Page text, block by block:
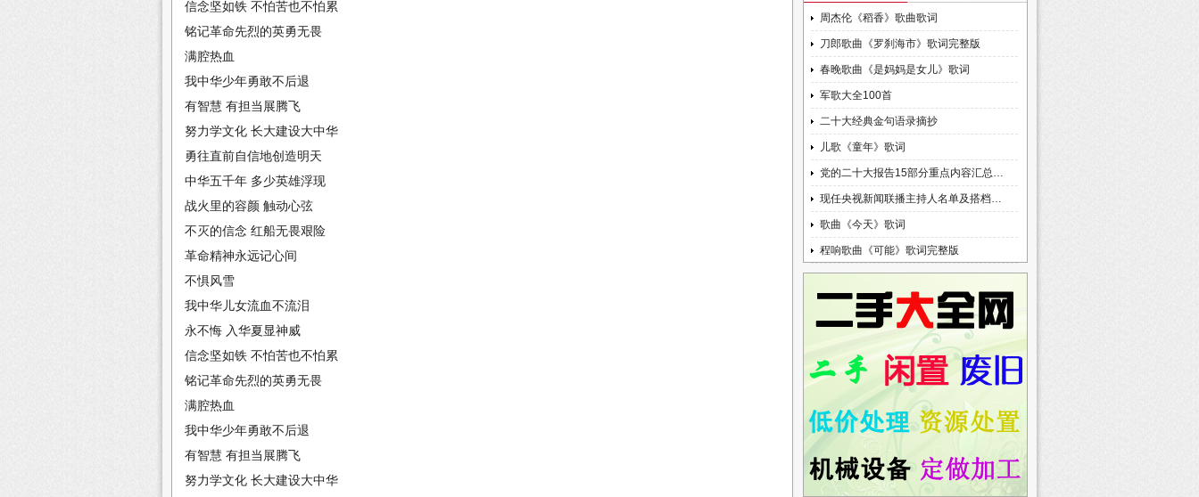
信念坚如铁 不怕苦也不怕累
铭记革命先烈的英勇无畏
满腔热血
我中华少年勇敢不后退
有智慧 有担当展腾飞
努力学文化 长大建设大中华
勇往直前自信地创造明天
中华五千年 多少英雄浮现
战火里的容颜 触动心弦
不灭的信念 红船无畏艰险
革命精神永远记心间
不惧风雪
我中华儿女流血不流泪
永不悔 入华夏显神威
信念坚如铁 不怕苦也不怕累
铭记革命先烈的英勇无畏
满腔热血
我中华少年勇敢不后退
有智慧 有担当展腾飞
努力学文化 长大建设大中华
周杰伦《稻香》歌曲歌词
刀郎歌曲《罗刹海市》歌词完整版
春晚歌曲《是妈妈是女儿》歌词
军歌大全100首
二十大经典金句语录摘抄
儿歌《童年》歌词
党的二十大报告15部分重点内容汇总…
现任央视新闻联播主持人名单及搭档…
歌曲《今天》歌词
程响歌曲《可能》歌词完整版